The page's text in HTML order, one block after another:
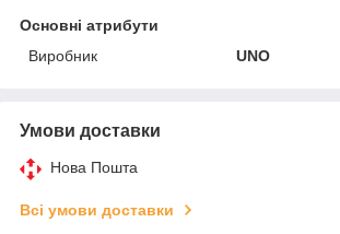
Основні атрибути
Виробник
UNO
Умови доставки
Нова Пошта
Всі умови доставки